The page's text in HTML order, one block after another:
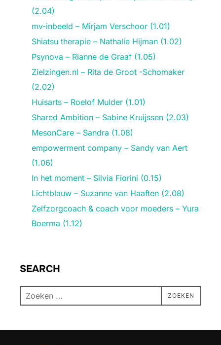
(2.04)
mv-inbeeld – Mirjam Verschoor (1.01)
Shiatsu therapie – Nathalie Hijman (1.02)
Psynova – Rianne de Graaf (1.05)
Zielzingen.nl – Rita de Groot -Schomaker
(2.02)
Huisarts – Roelof Mulder (1.01)
Shared Ambition – Sabine Kruijssen (2.03)
MesonCare – Sandra (1.08)
empowerment company – Sandy van Aert
(1.06)
In het moment – Silvia Fiorini (0.15)
Lichtblauw – Suzanne van Haaften (2.08)
Zelfzorgcoach & coach voor moeders – Yura
Boerma (1.12)
SEARCH
ZOEKEN